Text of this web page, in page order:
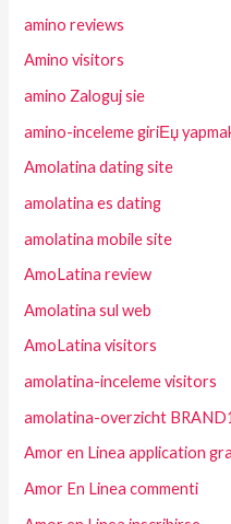
amino reviews
Amino visitors
amino Zaloguj sie
amino-inceleme giriЕџ
Amolatina dating site
amolatina es dating
amolatina mobile site
AmoLatina review
Amolatina sul web
AmoLatina visitors
amolatina-inceleme visitors
amolatina-overzicht
Amor en Linea application
Amor En Linea commenti